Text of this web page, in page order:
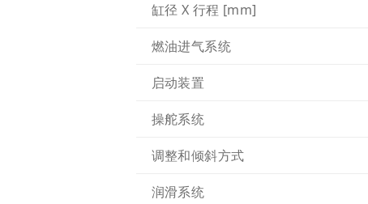
缸径 X 行程 [mm]
燃油进气系统
启动装置
操舵系统
调整和倾斜方式
润滑系统